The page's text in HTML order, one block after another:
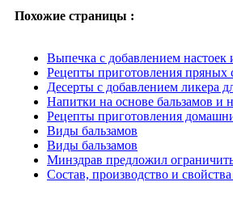
Похожие страницы :
Выпечка с добавлением настоек
Рецепты приготовления пряных
Десерты с добавлением ликера
Напитки на основе бальзамов и
Рецепты приготовления
Виды бальзамов
Виды бальзамов
Минздрав предложил
Состав, производство и